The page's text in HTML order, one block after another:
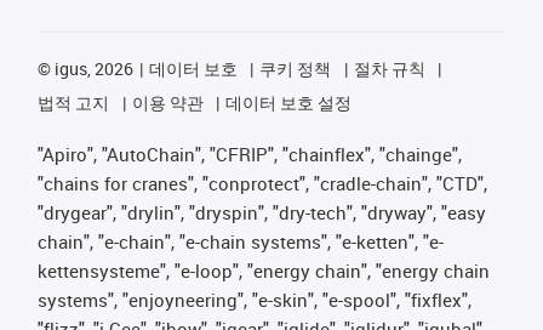
© igus, 2026 데이터 보호 쿠키 정책
절차 규칙
법적 고지
이용 약관 데이터 보호 설정
"Apiro", "AutoChain", "CFRIP", "chainflex", "chainge",
"chains for cranes", "conprotect", "cradle-chain", "CTD",
"drygear", "drylin", "dryspin", "dry-tech", "dryway", "easy
chain", "e-chain", "e-chain systems", "e-ketten", "e-
kettensysteme", "e-loop", "energy chain", "energy chain
systems", "enjoyneering", "e-skin", "e-spool", "fixflex",